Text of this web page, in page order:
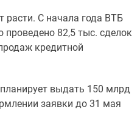
расти. С начала года ВТБ
82,5 тыс. сделок
кредитной
выдать 150 млрд
заявки до 31 мая